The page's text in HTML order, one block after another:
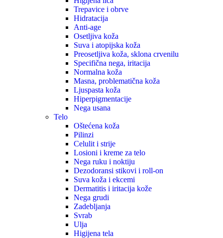
Trepavice i obrve
Hidratacija
Anti-age
Osetljiva koža
Suva i atopijska koža
Preosetljiva koža, sklona crvenilu
Specifična nega, iritacija
Normalna koža
Masna, problematična koža
Ljuspasta koža
Hiperpigmentacije
Nega usana
Telo
Oštećena koža
Pilinzi
Celulit i strije
Losioni i kreme za telo
Nega ruku i noktiju
Dezodoransi stikovi i roll-on
Suva koža i ekcemi
Dermatitis i iritacija kože
Nega grudi
Zadebljanja
Svrab
Ulja
Higijena tela